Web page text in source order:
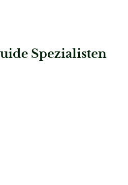
Spezialisten